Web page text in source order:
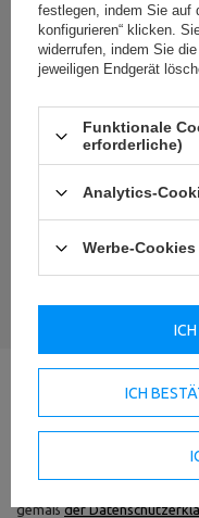
Ihr Produktfoto
Ihr Vorname
Frage
Wenn die obige
gemäßder
festlegen, indem Sie auf
konfigurieren“ klicken.
widerrufen, indem Sie
jeweiligen Endgerät
Funktionale
erforderliche)
Analytics-
Werbe-Cookies
ICH